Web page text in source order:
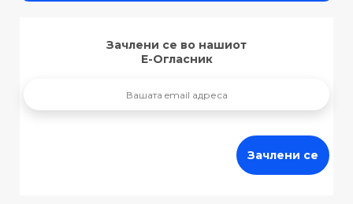
Зачлени се во нашиот
Е-Огласник